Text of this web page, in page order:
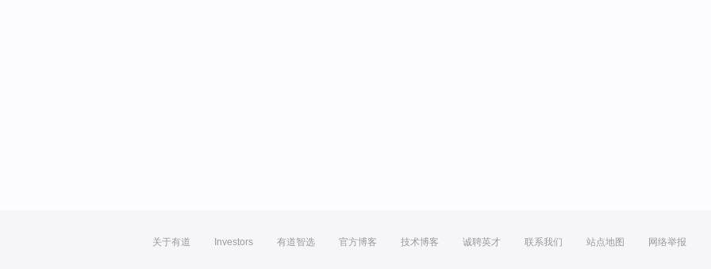
关于有道 Investors 有道智选 官方博客 技术博客 诚聘英才 联系我们 站点地图 网络举报